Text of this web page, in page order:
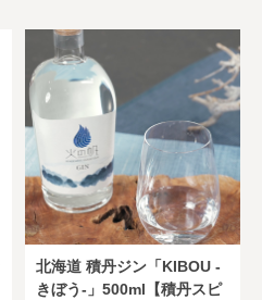
北海道 積丹ジン「KIBOU -
きぼう-」500ml【積丹スピ